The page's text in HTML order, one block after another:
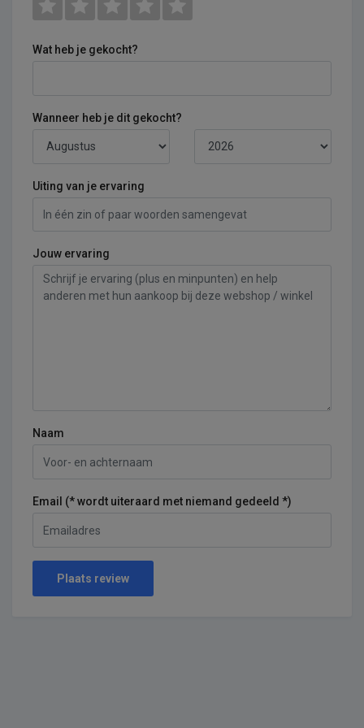
Wat heb je gekocht?
Wanneer heb je dit gekocht?
Uiting van je ervaring
Jouw ervaring
Naam
Email (* wordt uiteraard met niemand gedeeld *)
Plaats review